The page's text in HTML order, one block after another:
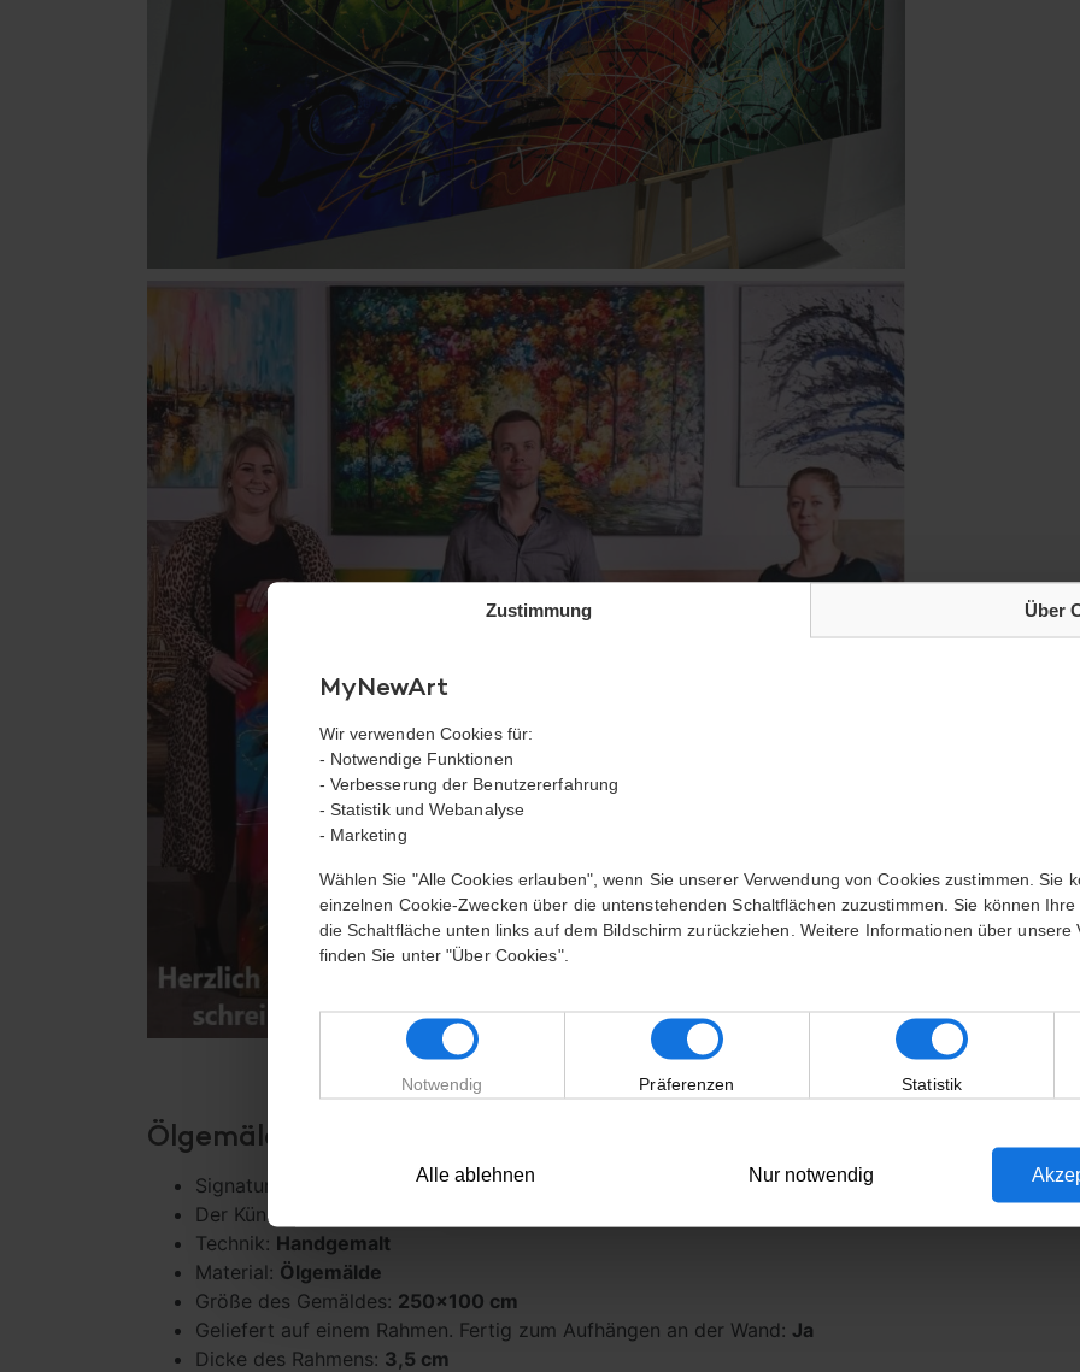
Ölgemälde – A Colorful Adventure
Signatur:
Der Künstler:
Technik: Handgemalt
Material: Ölgemälde
Größe des Gemäldes: 250x100 cm
Geliefert auf einem Rahmen. Fertig zum Aufhängen an der Wand: Ja
Dicke des Rahmens: 3,5 cm
Zustimmung Über
MyNewArt
Wir verwenden Cookies für:
- Notwendige Funktionen
- Verbesserung der Benutzererfahrung
- Statistik und Webanalyse
- Marketing
Wählen Sie "Alle Cookies erlauben", wenn Sie unserer Verwendung von Cookies zustimmen. Sie
einzelnen Cookie-Zwecken über die untenstehenden Schaltflächen zuzustimmen. Sie können
die Schaltfläche unten links auf dem Bildschirm zurückziehen. Weitere Informationen über unsere
finden Sie unter "Über Cookies".
Notwendig Präferenzen Statistik
Alle ablehnen Nur notwendig
Möchten Sie eine Geschenkkarte im
von 200 € gewinnen?